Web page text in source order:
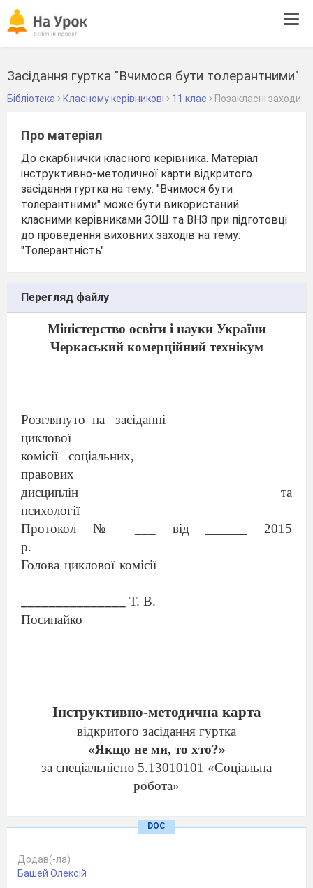
Засідання гуртка "Вчимося бути толерантними"
Бібліотека Класному керівникові 11 клас Позакласні заходи
Про матеріал
До скарбнички класного керівника. Матеріал
інструктивно-методичної карти відкритого
засідання гуртка на тему: "Вчимося бути
толерантними" може бути використаний
класними керівниками ЗОШ та ВНЗ при підготовці
до проведення виховних заходів на тему:
"Толерантність".
Перегляд файлу
Міністерство освіти і науки України
Черкаський комерційний технікум
Розглянуто на
засіданні
циклової
комісії
соціальних,
правових
дисциплін та
психології
Протокол № ___ від ______ 201 5
р.
Голова циклової комісії
Т. В.
Посипайко
Інструктивно-методична карта
відкритого засідання гуртка
«Якщо не ми, то хто?»
за спеціальністю 5.13010101 «Соціальна
робота»
DOC
Додав(-ла)
Башей Олексій